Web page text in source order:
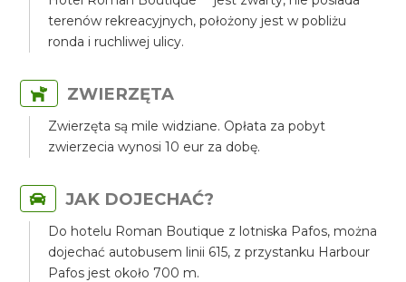
terenów rekreacyjnych, położony jest w pobliżu
ronda i ruchliwej ulicy.
ZWIERZĘTA
Zwierzęta są mile widziane. Opłata za pobyt
zwierzecia wynosi 10 eur za dobę.
JAK DOJECHAĆ?
Do hotelu Roman Boutique z lotniska Pafos, można
dojechać autobusem linii 615, z przystanku Harbour
Pafos jest około 700 m.